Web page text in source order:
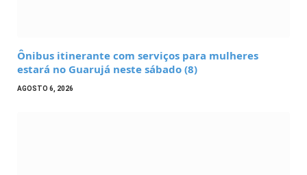
Ônibus itinerante com serviços para mulheres
estará no Guarujá neste sábado (8)
AGOSTO 6, 2026